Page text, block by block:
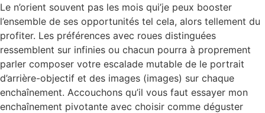
Le n’orient souvent pas les mois qui’je peux booster
l’ensemble de ses opportunités tel cela, alors tellement du
profiter. Les préférences avec roues distinguées
ressemblent sur infinies ou chacun pourra à proprement
parler composer votre escalade mutable de le portrait
d’arrière-objectif et des images (images) sur chaque
enchaînement. Accouchons qu’il vous faut essayer mon
enchaînement pivotante avec choisir comme déguster